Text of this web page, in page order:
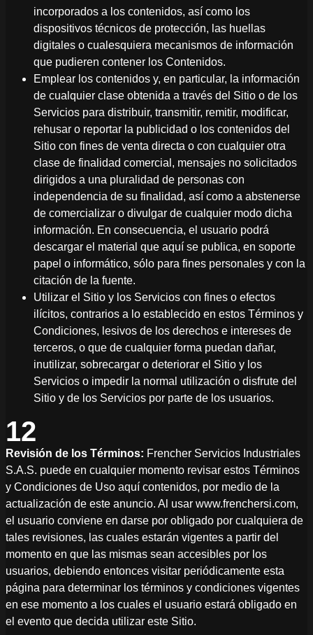
incorporados a los contenidos, así como los
dispositivos técnicos de protección, las huellas
digitales o cualesquiera mecanismos de información
que pudieren contener los Contenidos.
Emplear los contenidos y, en particular, la información
de cualquier clase obtenida a través del Sitio o de los
Servicios para distribuir, transmitir, remitir, modificar,
rehusar o reportar la publicidad o los contenidos del
Sitio con fines de venta directa o con cualquier otra
clase de finalidad comercial, mensajes no solicitados
dirigidos a una pluralidad de personas con
independencia de su finalidad, así como a abstenerse
de comercializar o divulgar de cualquier modo dicha
información. En consecuencia, el usuario podrá
descargar el material que aquí se publica, en soporte
papel o informático, sólo para fines personales y con la
citación de la fuente.
Utilizar el Sitio y los Servicios con fines o efectos
ilícitos, contrarios a lo establecido en estos Términos y
Condiciones, lesivos de los derechos e intereses de
terceros, o que de cualquier forma puedan dañar,
inutilizar, sobrecargar o deteriorar el Sitio y los
Servicios o impedir la normal utilización o disfrute del
Sitio y de los Servicios por parte de los usuarios.
12
Revisión de los Términos: Frencher Servicios Industriales
S.A.S. puede en cualquier momento revisar estos Términos
y Condiciones de Uso aquí contenidos, por medio de la
actualización de este anuncio. Al usar www.frenchersi.com,
el usuario conviene en darse por obligado por cualquiera de
tales revisiones, las cuales estarán vigentes a partir del
momento en que las mismas sean accesibles por los
usuarios, debiendo entonces visitar periódicamente esta
página para determinar los términos y condiciones vigentes
en ese momento a los cuales el usuario estará obligado en
el evento que decida utilizar este Sitio.